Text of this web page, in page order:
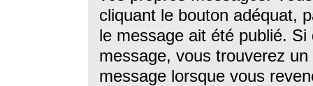
cliquant le bouton adéquat,
le message ait été publié. Si
message, vous trouverez
message lorsque vous